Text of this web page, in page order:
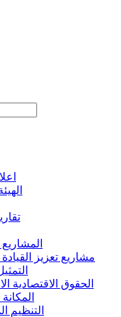
المشاريع
مشاريع تعزيز القيادة
الحقوق الاقتصادية
المكانة
التنظيم